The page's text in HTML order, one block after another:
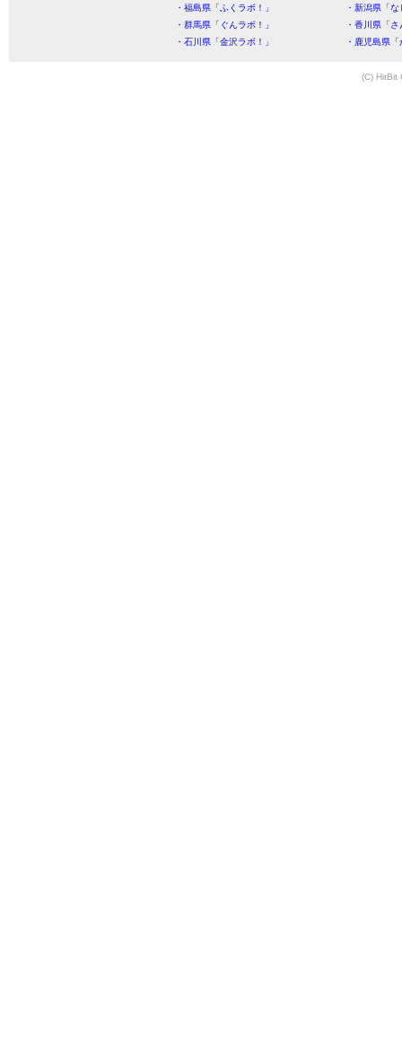
・福島県「ふくラボ！」
・新潟県「
・群馬県「ぐんラボ！」
・香川県「
・石川県「金沢ラボ！」
・鹿児島県
(C) HitBit